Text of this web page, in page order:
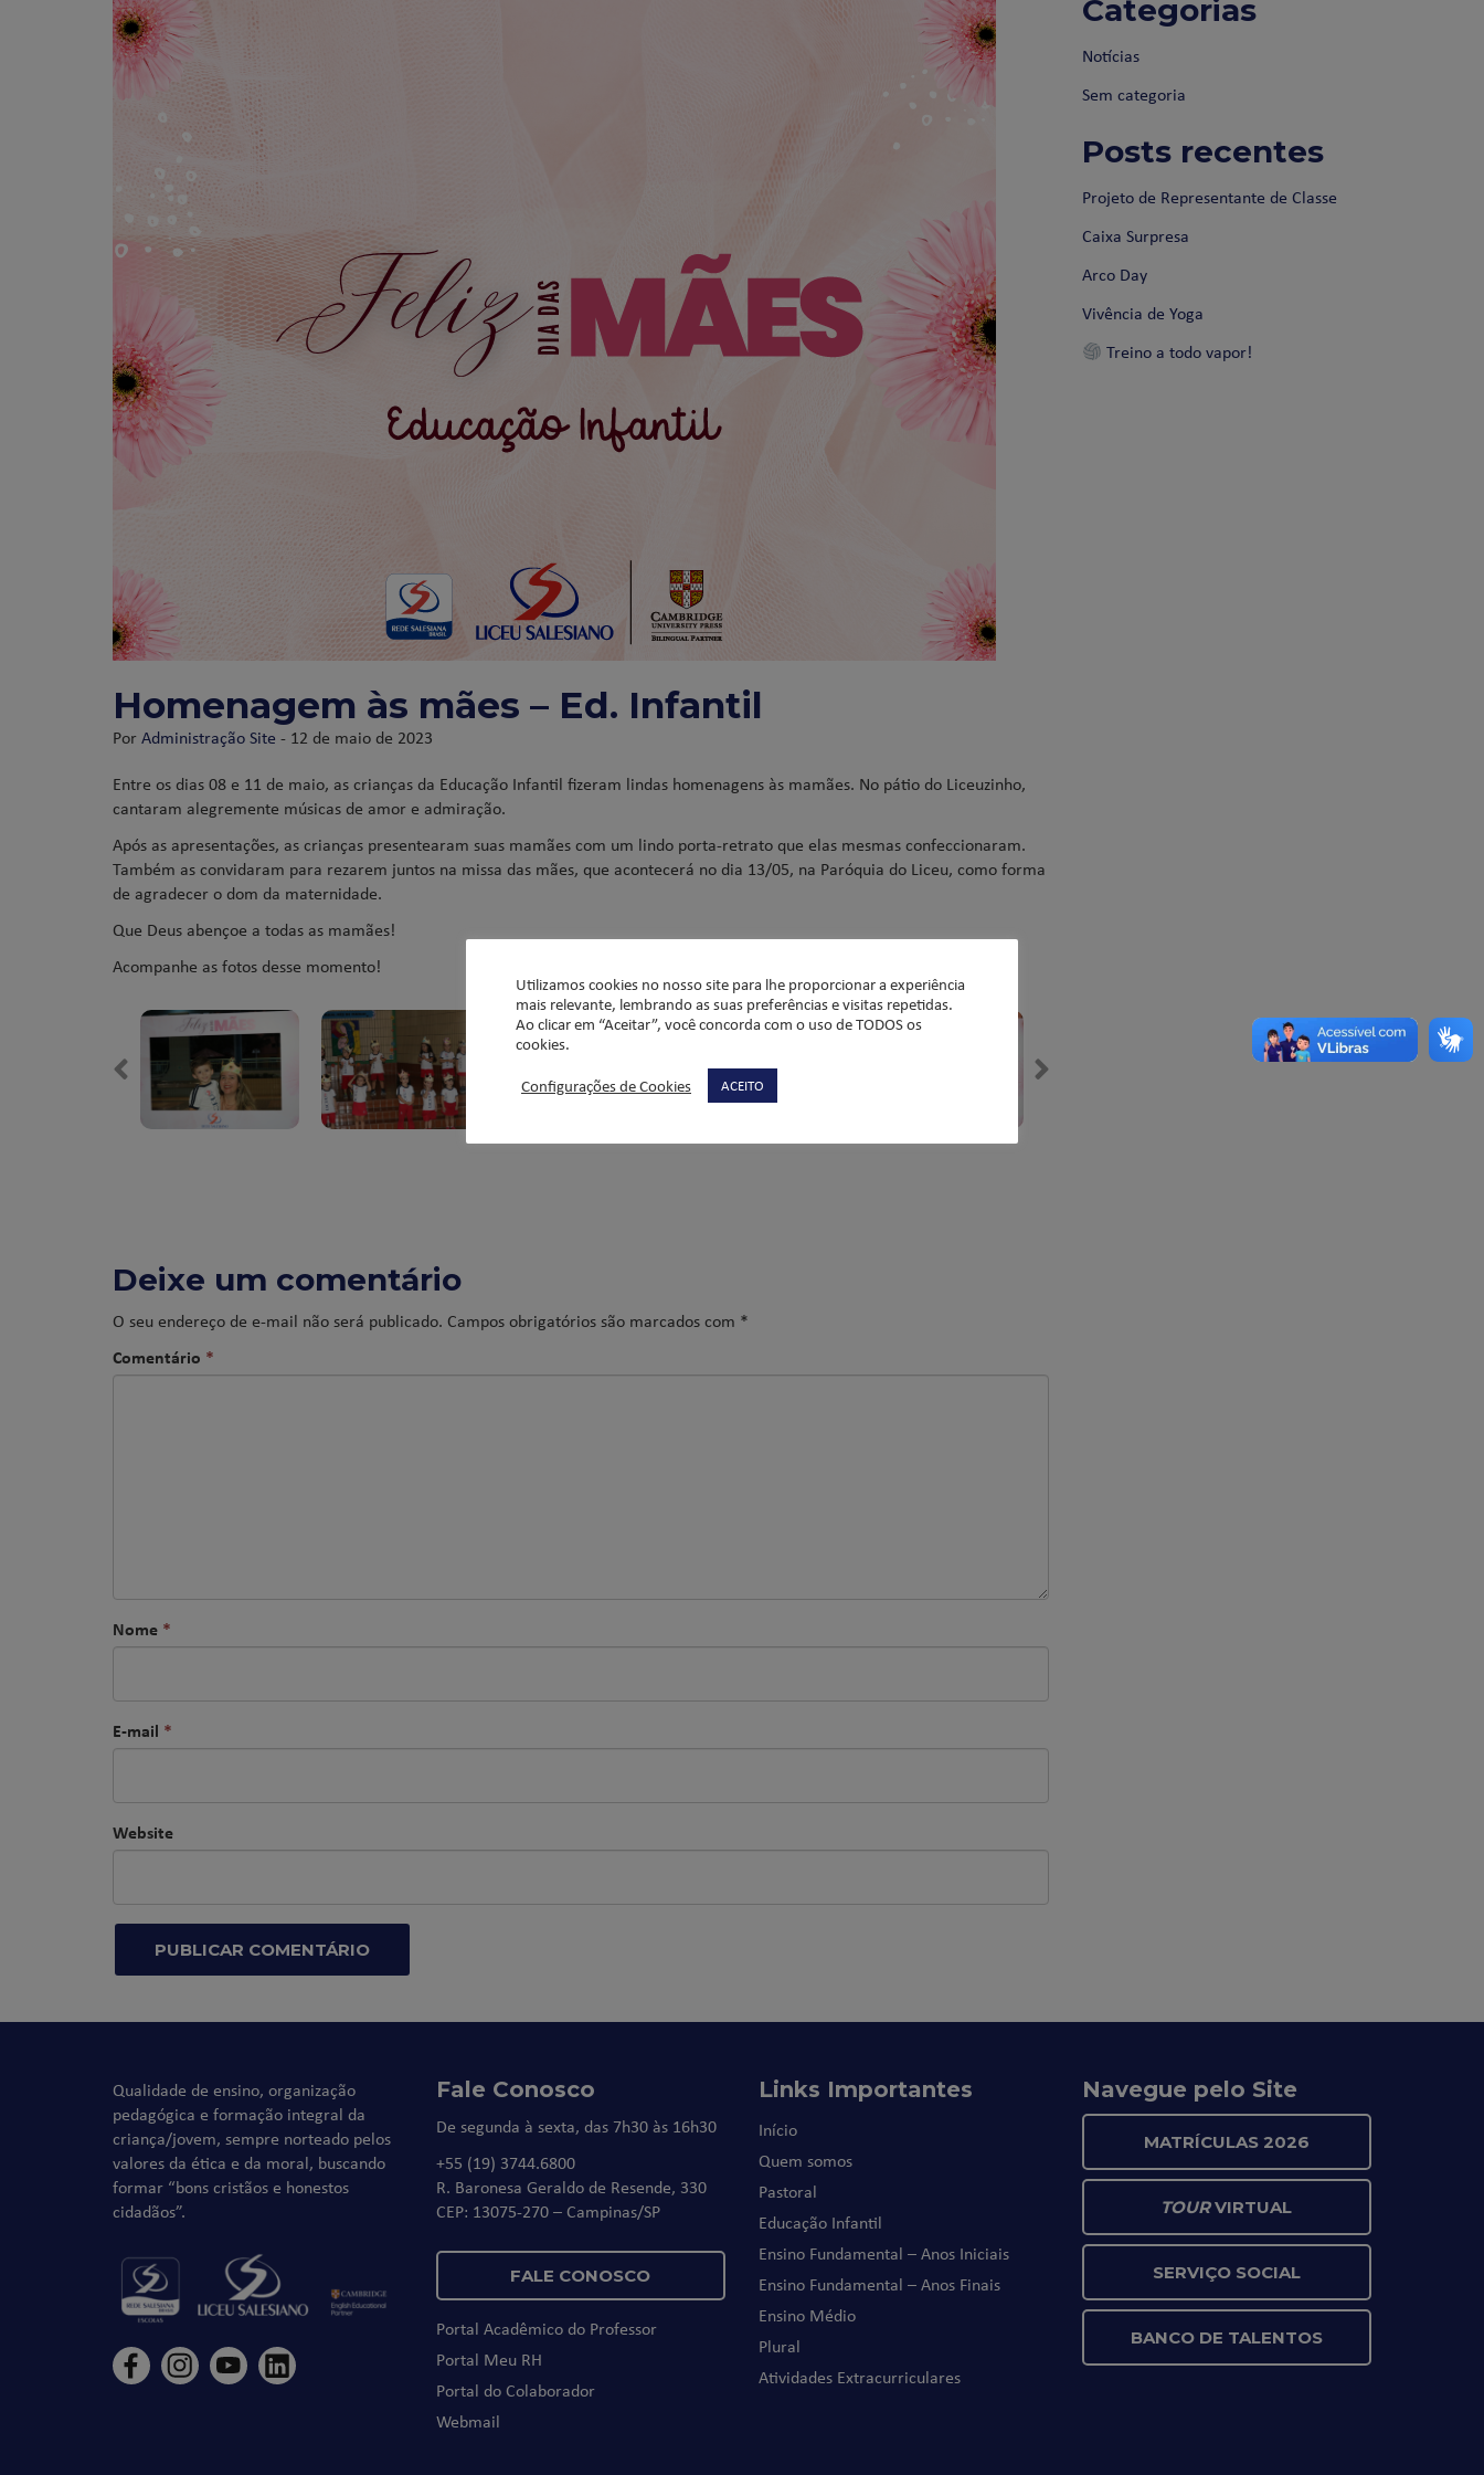
Homenagem às mães – Ed. Infantil
PorAdministração Site - 12 de maio de 2023
Entre os dias 08 e 11 de maio, as crianças da Educação Infantil fizeram lindas homenagens às mamães. No pátio do Liceuzinho,
cantaram alegremente músicas de amor e admiração.
Após as apresentações, as crianças presentearam suas mamães com um lindo porta-retrato que elas mesmas confeccionaram.
Também as convidaram para rezarem juntos na missa das mães, que acontecerá no dia 13/05, na Paróquia do Liceu, como forma
de agradecer o dom da maternidade.
Que Deus abençoe a todas as mamães!
Acompanhe as fotos desse momento!
Deixe um comentário
O seu endereço de e-mail não será publicado. Campos obrigatórios são marcados com *
Comentário *
Nome *
E-mail *
Website
Categorias
Notícias
Sem categoria
Posts recentes
Projeto de Representante de Classe
Caixa Surpresa
Arco Day
Vivência de Yoga
Treino a todo vapor!
Qualidade de ensino, organização
pedagógica e formação integral da
criança/jovem, sempre norteado pelos
valores da ética e da moral, buscando
formar “bons cristãos e honestos
cidadãos”.
Fale Conosco
De segunda à sexta, das 7h30 às 16h30
+55 (19) 3744.6800
R. Baronesa Geraldo de Resende, 330
CEP: 13075-270 – Campinas/SP
FALE CONOSCO
Portal Acadêmico do Professor
Portal Meu RH
Portal do Colaborador
Webmail
Links Importantes
Início
Quem somos
Pastoral
Educação Infantil
Ensino Fundamental – Anos Iniciais
Ensino Fundamental – Anos Finais
Ensino Médio
Plural
Atividades Extracurriculares
Navegue pelo Site
MATRÍCULAS 2026
TOURVIRTUAL
SERVIÇO SOCIAL
BANCO DE TALENTOS
Utilizamos cookies no nosso site para lhe proporcionar a experiência
mais relevante, lembrando as suas preferências e visitas repetidas.
Ao clicar em “Aceitar”, você concorda com o uso de TODOS os
cookies.
Configurações de Cookies
ACEITO